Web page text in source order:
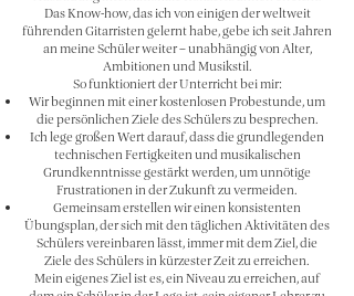
Das Know-how, das ich von einigen der weltweit
führenden Gitarristen gelernt habe, gebe ich seit Jahren
an meine Schüler weiter – unabhängig von Alter,
Ambitionen und Musikstil.
So funktioniert der Unterricht bei mir:
Wir beginnen mit einer kostenlosen Probestunde, um
die persönlichen Ziele des Schülers zu besprechen.
Ich lege großen Wert darauf, dass die grundlegenden
technischen Fertigkeiten und musikalischen
Grundkenntnisse gestärkt werden, um unnötige
Frustrationen in der Zukunft zu vermeiden.
Gemeinsam erstellen wir einen konsistenten
Übungsplan, der sich mit den täglichen Aktivitäten des
Schülers vereinbaren lässt, immer mit dem Ziel, die
Ziele des Schülers in kürzester Zeit zu erreichen.
Mein eigenes Ziel ist es, ein Niveau zu erreichen, auf